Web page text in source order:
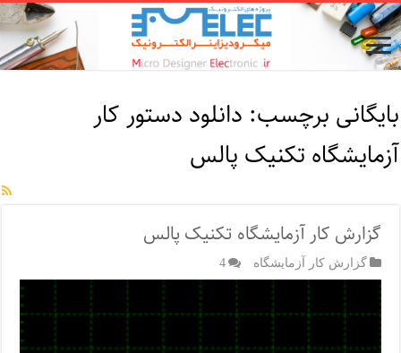
بایگانی برچسب: دانلود دستور کار
آزمایشگاه تکنیک پالس
گزارش کار آزمایشگاه تکنیک پالس
گزارش کار آزمایشگاه 4